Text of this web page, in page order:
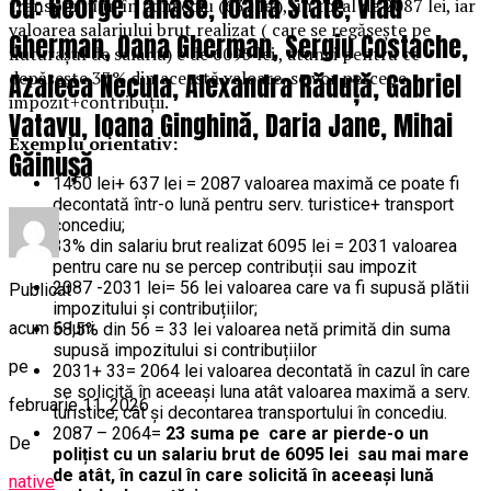
transportului în concediu (637 lei), un total de 2087 lei, iar
valoarea salariului brut realizat ( care se regăsește pe
fluturașul de salariu) e de 6095 lei , atunci pentru ce
depășește 33% din această valoare, se vor percepe
impozit+contribuții.
Exemplu orientativ:
1450 lei+ 637 lei = 2087 valoarea maximă ce poate fi
decontată într-o lună pentru serv. turistice+ transport
concediu;
33% din salariu brut realizat 6095 lei = 2031 valoarea
pentru care nu se percep contribuții sau impozit
2087 -2031 lei= 56 lei valoarea care va fi supusă plătii
impozitului și contribuțiilor;
58,5% din 56 = 33 lei valoarea netă primită din suma
supusă impozitului si contribuțiilor
2031+ 33= 2064 lei valoarea decontată în cazul în care
se solicită în aceeași luna atât valoarea maximă a serv.
turistice, cât și decontarea transportului în concediu.
2087 – 2064= 23 suma pe care ar pierde-o un
polițist cu un salariu brut de 6095 lei sau mai mare
de atât, în cazul în care solicită în aceeași lună
Gherman, Oana Gherman, Sergiu Costache,
Azaleea Necula, Alexandra Răduță, Gabriel
Vatavu, Ioana Ginghină, Daria Jane, Mihai
Găinușă
Publicat
acum 6 luni
pe
februarie 11, 2026
De
native